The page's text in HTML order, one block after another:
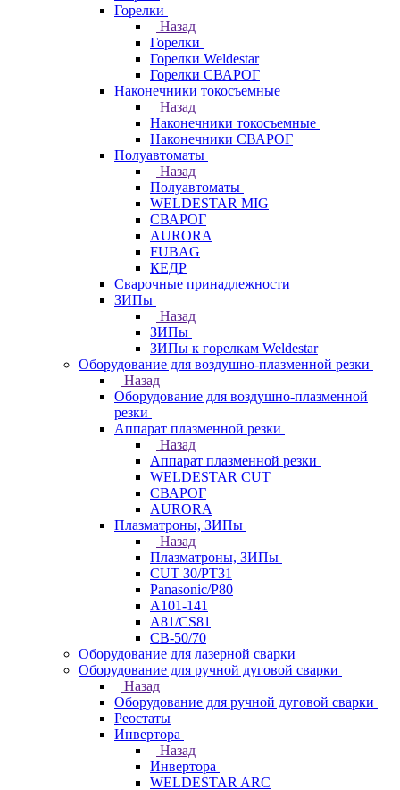
Горелки
Назад
Горелки
Горелки Weldestar
Горелки СВАРОГ
Наконечники токосъемные
Назад
Наконечники токосъемные
Наконечники СВАРОГ
Полуавтоматы
Назад
Полуавтоматы
WELDESTAR MIG
СВАРОГ
AURORA
FUBAG
КЕДР
Сварочные принадлежности
ЗИПы
Назад
ЗИПы
ЗИПы к горелкам Weldestar
Оборудование для воздушно-плазменной резки
Назад
Оборудование для воздушно-плазменной
резки
Аппарат плазменной резки
Назад
Аппарат плазменной резки
WELDESTAR CUT
СВАРОГ
AURORA
Плазматроны, ЗИПы
Назад
Плазматроны, ЗИПы
CUT 30/PT31
Panasonic/P80
А101-141
А81/CS81
СВ-50/70
Оборудование для лазерной сварки
Оборудование для ручной дуговой сварки
Назад
Оборудование для ручной дуговой сварки
Реостаты
Инвертора
Назад
Инвертора
WELDESTAR ARC